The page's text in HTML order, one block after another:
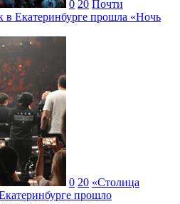
0 20 Почти
в Екатеринбурге прошла «Ночь
0 20 «Столица
прошло